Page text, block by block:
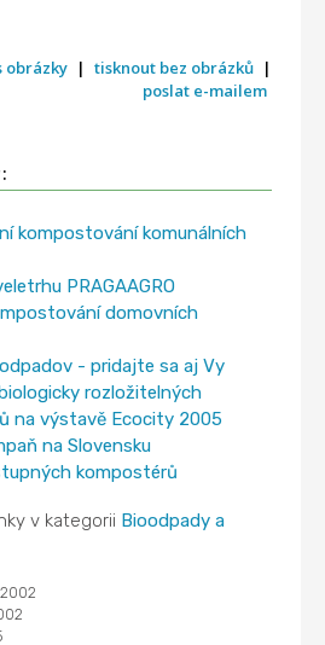
obrázky | tisknout bez obrázků |
poslat e-mailem
kompostování komunálních
PRAGAAGRO
domovních
- pridajte sa aj Vy
rozložitelných
na výstavě Ecocity 2005
na Slovensku
kompostérů
v kategorii Bioodpady a